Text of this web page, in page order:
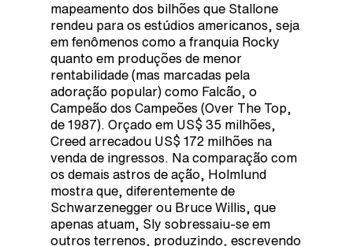
mapeamento dos bilhões que Stallone
rendeu para os estúdios americanos, seja
em fenômenos como a franquia Rocky
quanto em produções de menor
rentabilidade (mas marcadas pela
adoração popular) como Falcão, o
Campeão dos Campeões (Over The Top,
de 1987). Orçado em US$ 35 milhões,
Creed arrecadou US$ 172 milhões na
venda de ingressos. Na comparação com
os demais astros de ação, Holmlund
mostra que, diferentemente de
Schwarzenegger ou Bruce Willis, que
apenas atuam, Sly sobressaiu-se em
outros terrenos, produzindo, escrevendo